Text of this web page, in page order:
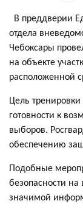
В преддверии
отдела
Чебоксары
на объекте
расположенной
Цель
готовности к
выборов.
обеспечению
Подобные
безопасности
значимой